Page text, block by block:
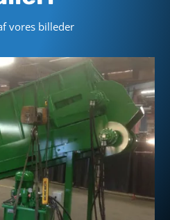
vores billeder